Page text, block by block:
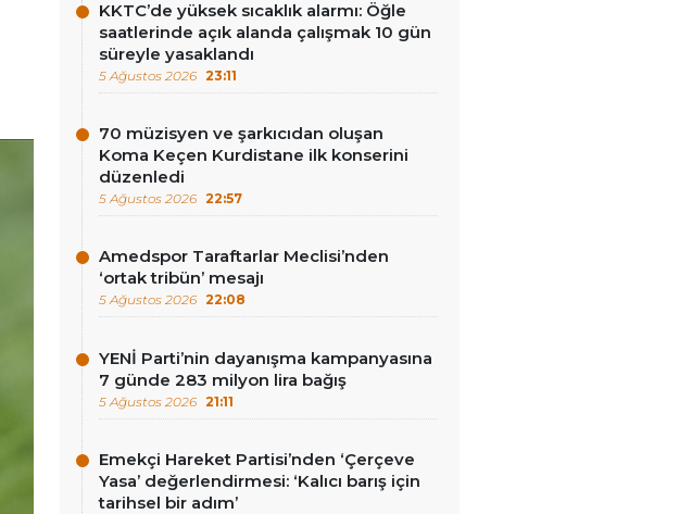
KKTC’de yüksek sıcaklık alarmı: Öğle
saatlerinde açık alanda çalışmak 10 gün
süreyle yasaklandı
5 Ağustos 2026 23:11
70 müzisyen ve şarkıcıdan oluşan
Koma Keçen Kurdistane ilk konserini
düzenledi
5 Ağustos 2026 22:57
Amedspor Taraftarlar Meclisi’nden
‘ortak tribün’ mesajı
5 Ağustos 2026 22:08
YENİ Parti’nin dayanışma kampanyasına
7 günde 283 milyon lira bağış
5 Ağustos 2026 21:11
Emekçi Hareket Partisi’nden ‘Çerçeve
Yasa’ değerlendirmesi: ‘Kalıcı barış için
tarihsel bir adım’